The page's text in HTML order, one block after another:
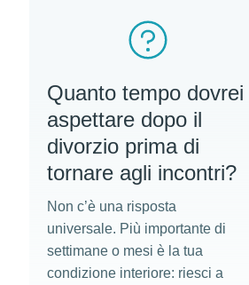
Quanto tempo dovrei
aspettare dopo il
divorzio prima di
tornare agli incontri?
Non c’è una risposta
universale. Più importante di
settimane o mesi è la tua
condizione interiore: riesci a